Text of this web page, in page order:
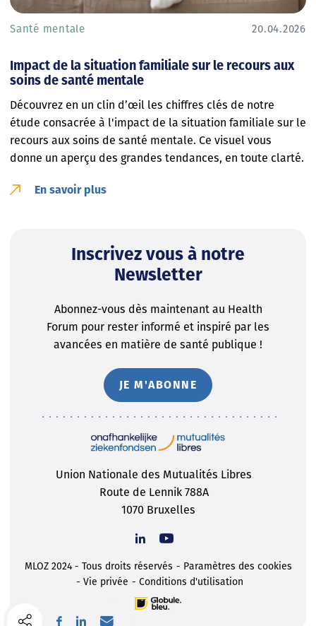
Impact de la situation familiale sur le recours aux
soins de santé mentale
Santé mentale 20.04.2026
Découvrez en un clin d’œil les chiffres clés de notre
étude consacrée à l'impact de la situation familiale sur le
recours aux soins de santé mentale. Ce visuel vous
donne un aperçu des grandes tendances, en toute clarté.
En savoir plus
Inscrivez vous à notre
Newsletter
Abonnez-vous dès maintenant au Health
Forum pour rester informé et inspiré par les
avancées en matière de santé publique !
JE M'ABONNE
Union Nationale des Mutualités Libres
Route de Lennik 788A
1070 Bruxelles
MLOZ 2024 - Tous droits réservés
Paramètres des cookies
Vie privée
Conditions d'utilisation